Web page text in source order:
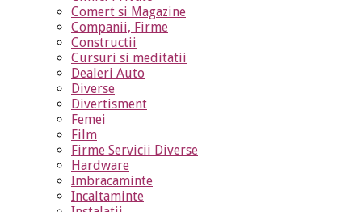
Comert si Magazine
Companii, Firme
Constructii
Cursuri si meditatii
Dealeri Auto
Diverse
Divertisment
Femei
Film
Firme Servicii Diverse
Hardware
Imbracaminte
Incaltaminte